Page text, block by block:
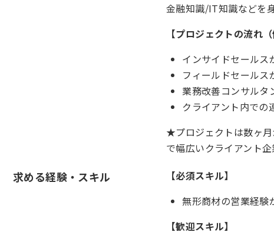
金融知識/IT知識などを
【プロジェクトの流れ（
インサイドセールス
フィールドセールス
業務改善コンサルタ
クライアント内での
★プロジェクトは数ヶ月
で幅広いクライアント
求める経験・スキル
【必須スキル】
無形商材の営業経験
【歓迎スキル】